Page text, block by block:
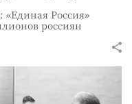
Россия»
россиян